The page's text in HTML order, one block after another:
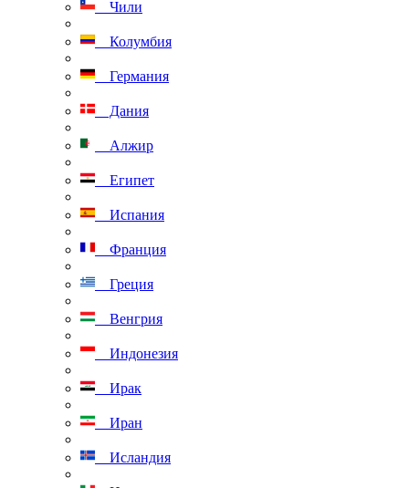
Чили
Колумбия
Германия
Дания
Алжир
Египет
Испания
Франция
Греция
Венгрия
Индонезия
Ирак
Иран
Исландия